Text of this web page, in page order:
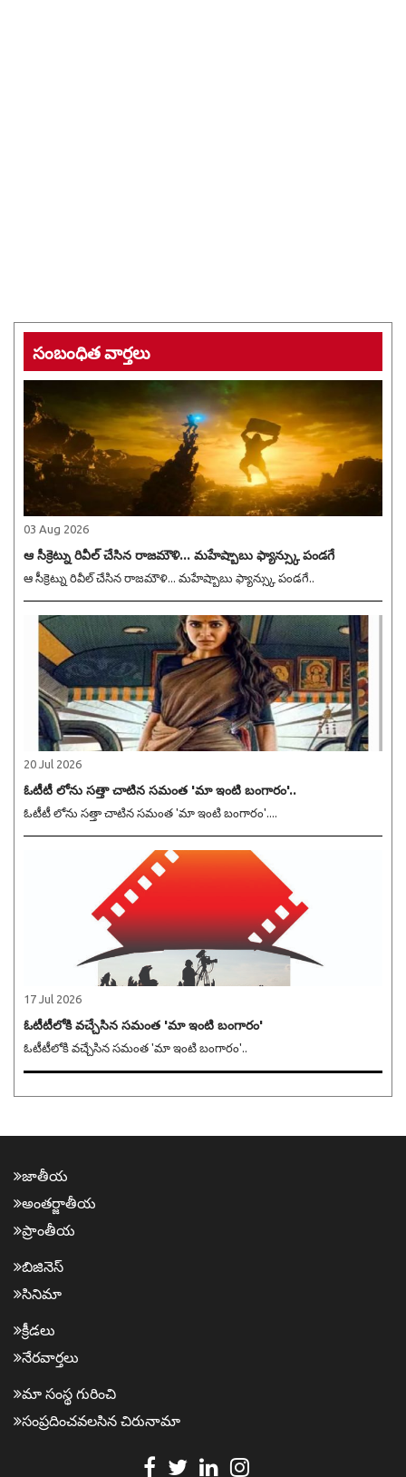
సంబంధిత వార్తలు
03 Aug 2026
ఆ సీక్రెట్ను రివీల్ చేసిన రాజమౌళి... మహేష్బాబు ఫ్యాన్స్కు పండగే
ఆ సీక్రెట్ను రివీల్ చేసిన రాజమౌళి... మహేష్బాబు ఫ్యాన్స్కు పండగే..
20 Jul 2026
ఓటీటీ లోను సత్తా చాటిన సమంత 'మా ఇంటి బంగారం'..
ఓటీటీ లోను సత్తా చాటిన సమంత 'మా ఇంటి బంగారం'....
17 Jul 2026
ఓటీటీలోకి వచ్చేసిన సమంత 'మా ఇంటి బంగారం'
ఓటీటీలోకి వచ్చేసిన సమంత 'మా ఇంటి బంగారం'..
జాతీయ
అంత‌ర్జాతీయ
ప్రాంతీయ‌
బిజినెస్
సినిమా
క్రీడ‌లు
నేర‌వార్త‌లు
మా సంస్థ గురించి
సంప్ర‌దించవ‌ల‌సిన‌ చిరునామా